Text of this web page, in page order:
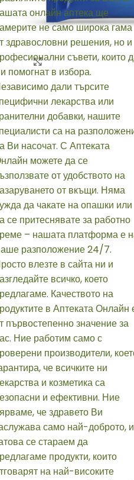
Click to enlarge